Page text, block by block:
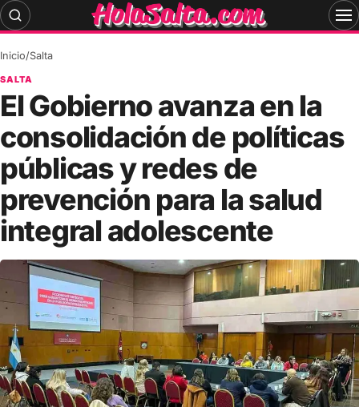
Skip
to
Inicio/Salta
SALTA
El Gobierno avanza en la
consolidación de políticas
públicas y redes de
prevención para la salud
integral adolescente